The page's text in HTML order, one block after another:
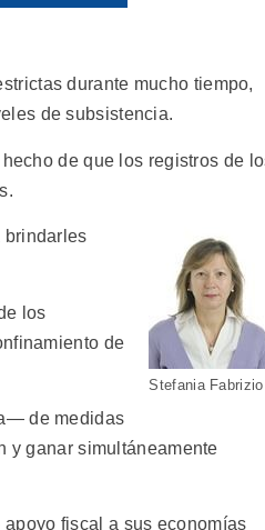
durante mucho tiempo,
de subsistencia.
de que los registros de
Stefania Fabrizio
brindarles
los
de
de medidas
y ganar simultáneamente
fiscal a sus economías